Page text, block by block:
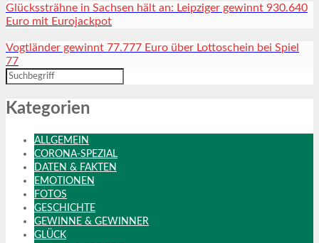
Glückssträhne in Sachsen hält an: Leipziger gewinnt 930.640
Euro mit Eurojackpot
Vogtländer gewinnt 77.777 Euro über Lottoschein bei Spiel
77
Kategorien
ALLGEMEIN
CORONA-SPEZIAL
DATEN & FAKTEN
EMOTIONEN
FOTOS
GESCHICHTE
GEWINNE & GEWINNER
GLÜCK